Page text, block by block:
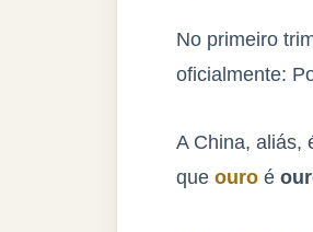
No primeiro
oficialmente:
A China, aliás,
que ouroé